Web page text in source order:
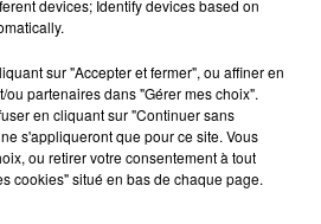
devices; Identify devices based on
sur "Accepter et fermer", ou affiner en
partenaires dans "Gérer mes choix".
en cliquant sur "Continuer sans
s'appliqueront que pour ce site. Vous
ou retirer votre consentement à tout
cookies" situé en bas de chaque page.